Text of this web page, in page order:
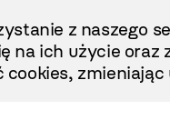
z naszego
na ich użycie oraz